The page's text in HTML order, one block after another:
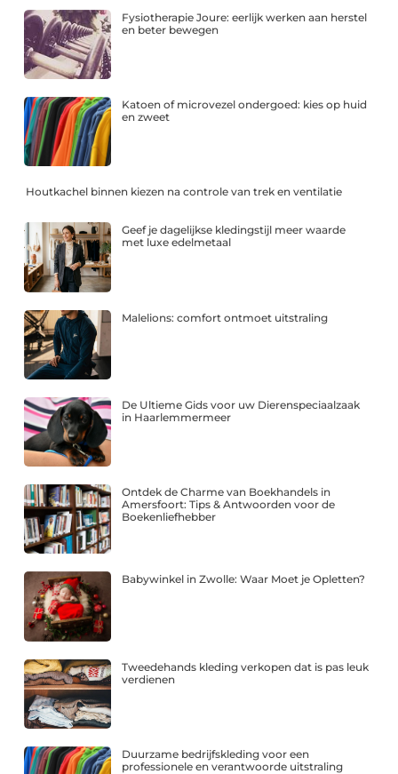
Fysiotherapie Joure: eerlijk werken aan herstel
en beter bewegen
Katoen of microvezel ondergoed: kies op huid
en zweet
Houtkachel binnen kiezen na controle van trek en ventilatie
Geef je dagelijkse kledingstijl meer waarde
met luxe edelmetaal
Malelions: comfort ontmoet uitstraling
De Ultieme Gids voor uw Dierenspeciaalzaak
in Haarlemmermeer
Ontdek de Charme van Boekhandels in
Amersfoort: Tips & Antwoorden voor de
Boekenliefhebber
Babywinkel in Zwolle: Waar Moet je Opletten?
Tweedehands kleding verkopen dat is pas leuk
verdienen
Duurzame bedrijfskleding voor een
professionele en verantwoorde uitstraling